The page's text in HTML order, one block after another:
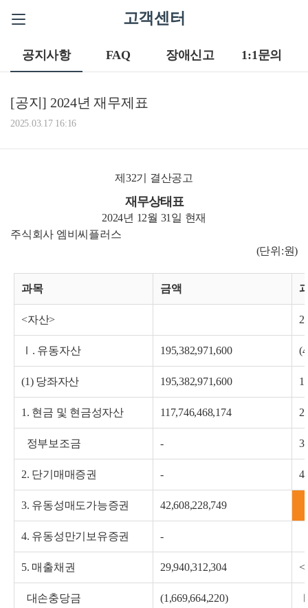
고객센터
공지사항 FAQ 장애신고 1:1문의
[공지] 2024년 재무제표
2025.03.17 16:16
제32기 결산공고
재무상태표
2024년 12월 31일 현재
주식회사 엠비씨플러스
(단위:원)
과목 금액
<자산>
Ⅰ. 유동자산 195,382,971,600
(1) 당좌자산 195,382,971,600
1. 현금 및 현금성자산 117,746,468,174
정부보조금 -
2. 단기매매증권 -
3. 유동성매도가능증권 42,608,228,749
4. 유동성만기보유증권 -
5. 매출채권 29,940,312,304 <
대손충당금 (1,669,664,220)